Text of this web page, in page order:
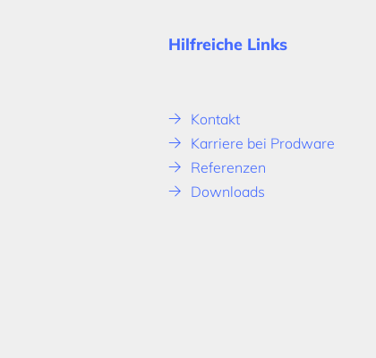
Hilfreiche Links
Kontakt
Karriere bei Prodware
Referenzen
Downloads